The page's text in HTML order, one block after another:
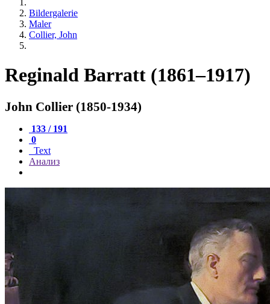
Bildergalerie
Maler
Collier, John
Reginald Barratt (1861–1917)
John Collier (1850-1934)
133 / 191
0
Text
Анализ